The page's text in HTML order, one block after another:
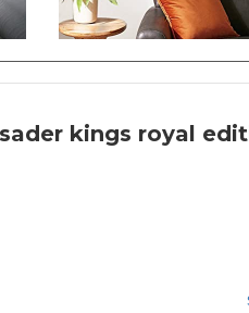
kings royal